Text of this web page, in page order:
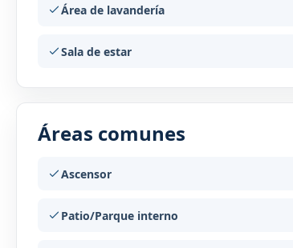
Área de lavandería
Sala de estar
Áreas comunes
Ascensor
Patio/Parque interno